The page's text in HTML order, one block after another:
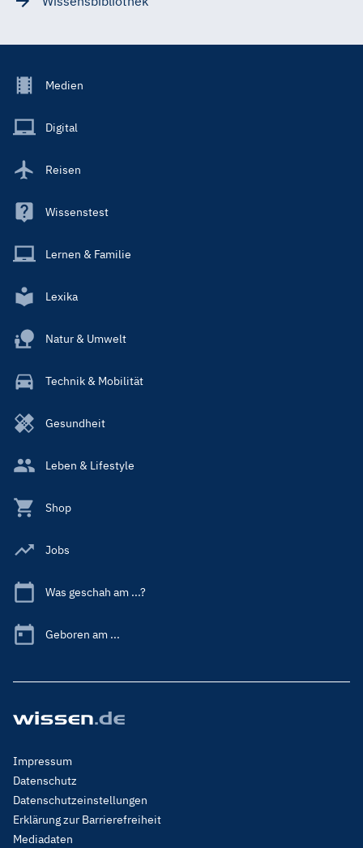
Footer
Main
Medien
Digital
Reisen
Wissenstest
Lernen & Familie
Lexika
Natur & Umwelt
Technik & Mobilität
Gesundheit
Leben & Lifestyle
Shop
Jobs
Was geschah am ...?
Geboren am ...
Footer
Menu
Legal
Impressum
Datenschutz
Datenschutzeinstellungen
Erklärung zur Barrierefreiheit
Mediadaten